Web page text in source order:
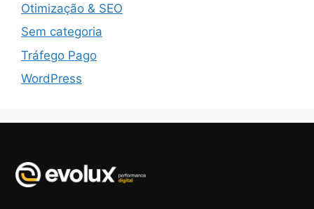
Otimização & SEO
Sem categoria
Tráfego Pago
WordPress